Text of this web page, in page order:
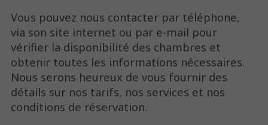
Vous pouvez nous contacter par téléphone,
via son site internet ou par e-mail pour
vérifier la disponibilité des chambres et
obtenir toutes les informations nécessaires.
Nous serons heureux de vous fournir des
détails sur nos tarifs, nos services et nos
conditions de réservation.